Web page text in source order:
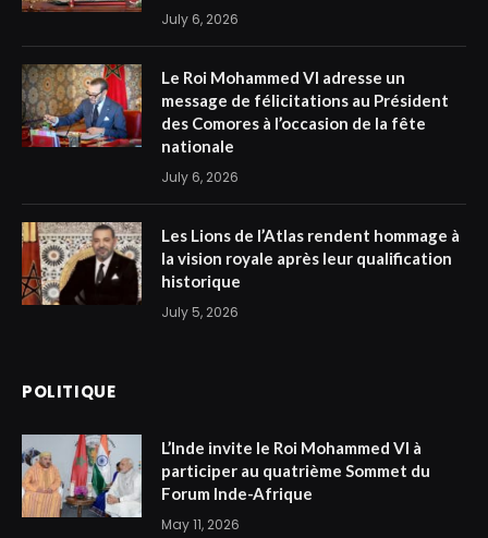
July 6, 2026
Le Roi Mohammed VI adresse un
message de félicitations au Président
des Comores à l’occasion de la fête
nationale
July 6, 2026
Les Lions de l’Atlas rendent hommage à
la vision royale après leur qualification
historique
July 5, 2026
POLITIQUE
L’Inde invite le Roi Mohammed VI à
participer au quatrième Sommet du
Forum Inde-Afrique
May 11, 2026